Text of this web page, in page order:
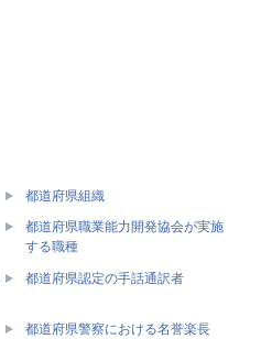
都道府県組織
都道府県職業能力開発協会が実施
する職種
都道府県認定の手話通訳者
都道府県警察における名誉楽長